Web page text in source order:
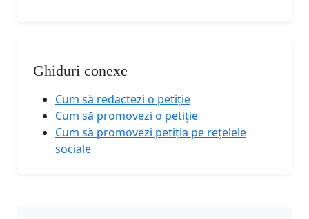
Ghiduri conexe
Cum să redactezi o petiție
Cum să promovezi o petiție
Cum să promovezi petiția pe rețelele
sociale